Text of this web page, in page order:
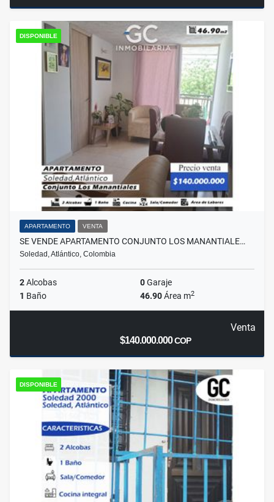
DISPONIBLE
APARTAMENTO VENTA
SE VENDE APARTAMENTO CONJUNTO LOS MANANTIALE…
Soledad, Atlántico, Colombia
2Alcobas 0Garaje
1 Baño 46.90Área m2
Venta
$140.000.000COP
DISPONIBLE